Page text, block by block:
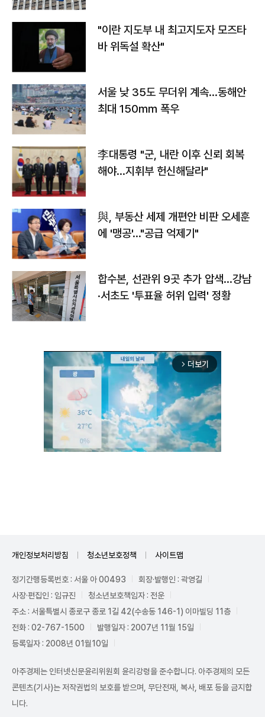
"이란 지도부 내 최고지도자 모즈타
바 위독설 확산"
서울 낮 35도 무더위 계속…동해안
최대 150㎜ 폭우
李대통령 "군, 내란 이후 신뢰 회복
해야…지휘부 헌신해달라"
與, 부동산 세제 개편안 비판 오세훈
에 '맹공'…"공급 억제기"
합수본, 선관위 9곳 추가 압색…강남
·서초도 '투표율 허위 입력' 정황
arrow_forward_ios 더보기
개인정보처리방침 청소년보호정책 사이트맵
정기간행등록번호 : 서울 아 00493
회장·발행인 : 곽영길
사장·편집인 : 임규진
청소년보호책임자 : 전운
주소 : 서울특별시 종로구 종로 1길 42(수송동 146-1) 이마빌딩 11층
전화 : 02-767-1500
발행일자 : 2007년 11월 15일
등록일자 : 2008년 01월10일
아주경제는 인터넷신문윤리위원회 윤리강령을 준수합니다. 아주경제의 모든
콘텐츠(기사)는 저작권법의 보호를 받으며, 무단전재, 복사, 배포 등을 금지합
니다.